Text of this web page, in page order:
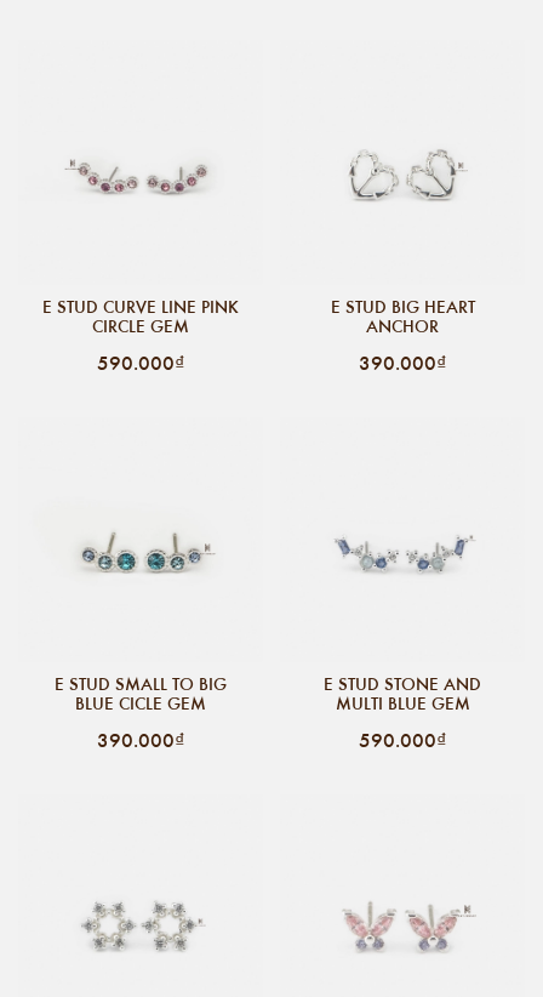
E STUD CURVE LINE PINK
CIRCLE GEM
590.000₫
E STUD BIG HEART
ANCHOR
390.000₫
E STUD SMALL TO BIG
BLUE CICLE GEM
390.000₫
E STUD STONE AND
MULTI BLUE GEM
590.000₫